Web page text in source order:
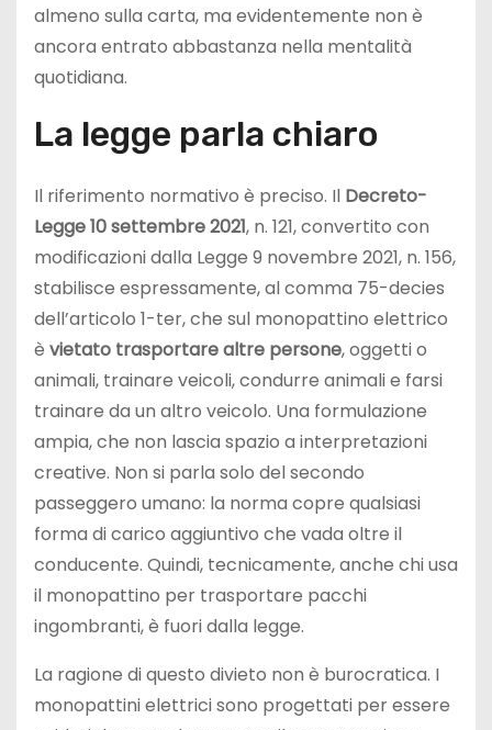
almeno sulla carta, ma evidentemente non è
ancora entrato abbastanza nella mentalità
quotidiana.
La legge parla chiaro
Il riferimento normativo è preciso. Il Decreto-
Legge 10 settembre 2021, n. 121, convertito con
modificazioni dalla Legge 9 novembre 2021, n. 156,
stabilisce espressamente, al comma 75-decies
dell’articolo 1-ter, che sul monopattino elettrico
è vietato trasportare altre persone, oggetti o
animali, trainare veicoli, condurre animali e farsi
trainare da un altro veicolo. Una formulazione
ampia, che non lascia spazio a interpretazioni
creative. Non si parla solo del secondo
passeggero umano: la norma copre qualsiasi
forma di carico aggiuntivo che vada oltre il
conducente. Quindi, tecnicamente, anche chi usa
il monopattino per trasportare pacchi
ingombranti, è fuori dalla legge.
La ragione di questo divieto non è burocratica. I
monopattini elettrici sono progettati per essere